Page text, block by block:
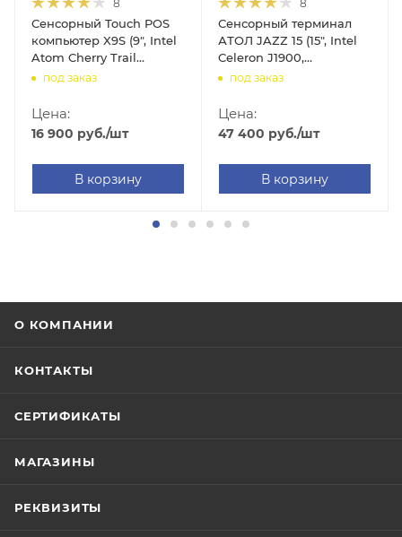
8
Сенсорный Touch POS
компьютер X9S (9", Intel
Atom Cherry Trail
Z8350F, 2GB/32GB,
Windows 10 Home)
под заказ
Цена:
16 900 руб./шт
В корзину
8
Сенсорный терминал
АТОЛ JAZZ 15 (15", Intel
Celeron J1900,
4GB/64GB, MSR, без ОС)
под заказ
Цена:
47 400 руб./шт
В корзину
О КОМПАНИИ
КОНТАКТЫ
СЕРТИФИКАТЫ
МАГАЗИНЫ
РЕКВИЗИТЫ